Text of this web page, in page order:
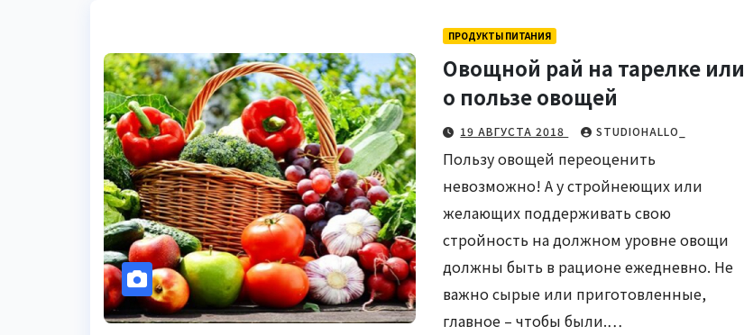
ПРОДУКТЫ ПИТАНИЯ
Овощной рай на тарелке или
о пользе овощей
19 АВГУСТА 2018 STUDIOHALLO_
Пользу овощей переоценить
невозможно! А у стройнеющих или
желающих поддерживать свою
стройность на должном уровне овощи
должны быть в рационе ежедневно. Не
важно сырые или приготовленные,
главное – чтобы были.…